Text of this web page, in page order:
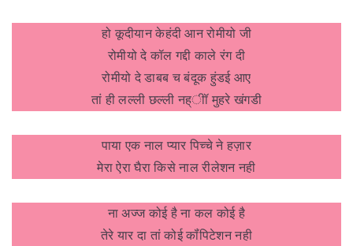
हो कूदीयान केहंदी आन रोमीयो जी
रोमीयो दे कॉल गद्दी काले रंग दी
रोमीयो दे डाबब च बंदूक हुंडई आए
तां ही लल्ली छल्ली नह्ीॉ मुहरे खंगडी
पाया एक नाल प्यार पिच्चे ने हज़ार
मेरा ऐरा घैरा किसे नाल रीलेशन नही
ना अज्ज कोई है ना कल कोई है
तेरे यार दा तां कोई कॉंपिटेशन नही